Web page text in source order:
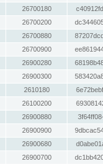
26700180
26700200
26700880
26700900
26900280
26900300
2610180
26100200
26900880
26900900
26900680
26900700